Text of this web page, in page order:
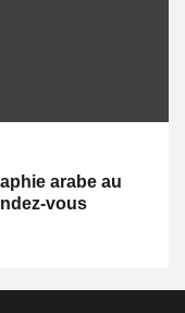
arabe au
vous